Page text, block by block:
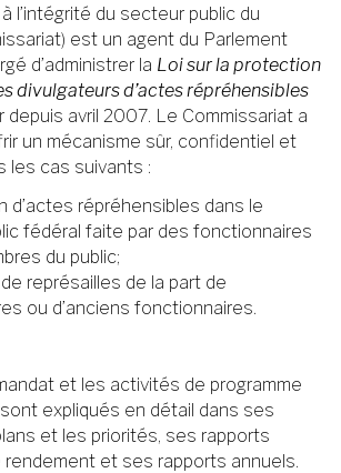
l’intégrité du secteur public du
est un agent du Parlement
d’administrer la Loi sur la protection
divulgateurs d’actes répréhensibles
depuis avril 2007. Le Commissariat a
un mécanisme sûr, confidentiel et
les cas suivants :
d’actes répréhensibles dans le
fédéral faite par des fonctionnaires
du public;
représailles de la part de
ou d’anciens fonctionnaires.
et les activités de programme
expliqués en détail dans ses
et les priorités, ses rapports
rendement et ses rapports annuels.